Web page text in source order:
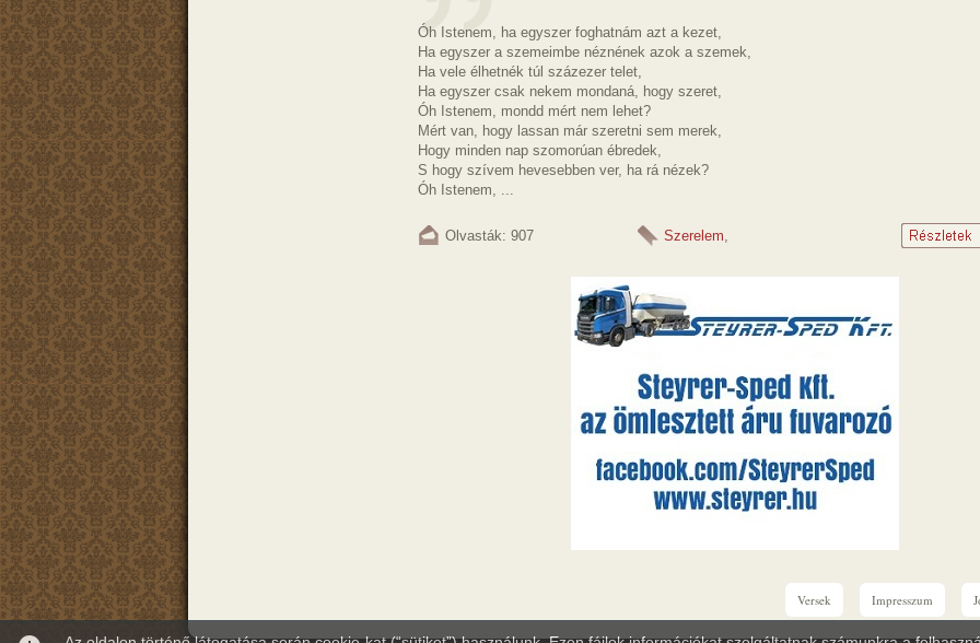
Óh Istenem, ha egyszer foghatnám azt a kezet,
Ha egyszer a szemeimbe néznének azok a szemek,
Ha vele élhetnék túl százezer telet,
Ha egyszer csak nekem mondaná, hogy szeret,
Óh Istenem, mondd mért nem lehet?
Mért van, hogy lassan már szeretni sem merek,
Hogy minden nap szomorúan ébredek,
S hogy szívem hevesebben ver, ha rá nézek?
Óh Istenem, ...
Olvasták: 907 Szerelem,
Versek Impresszum